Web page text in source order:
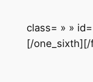
class= » »
[/